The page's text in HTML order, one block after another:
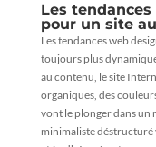
Les
pour un site
Les tendances web
toujours plus
au contenu, le site
organiques, des
vont le plonger dans un
minimaliste déstructuré